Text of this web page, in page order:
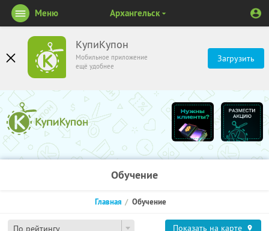
КупиКупон
Мобильное приложение
ещё удобнее
Загрузить
Меню Архангельск
Обучение
По рейтингу
Главная Обучение
Показать на карте